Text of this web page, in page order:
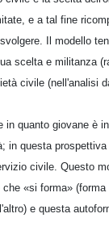
e a tal fine
Il modello
scelta e militanza
civile (nell'analisi
quanto giovane è
in questa
civile. Questo
«si forma»
e questa